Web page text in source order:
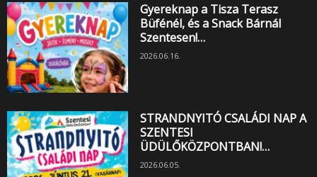
Gyereknap a Tisza Terasz
Büfénél, és a Snack Bárnál
Szentesen!…
2026.06.16.
STRANDNYITÓ CSALÁDI NAP A
SZENTESI
ÜDÜLŐKÖZPONTBAN!…
2026.06.05.